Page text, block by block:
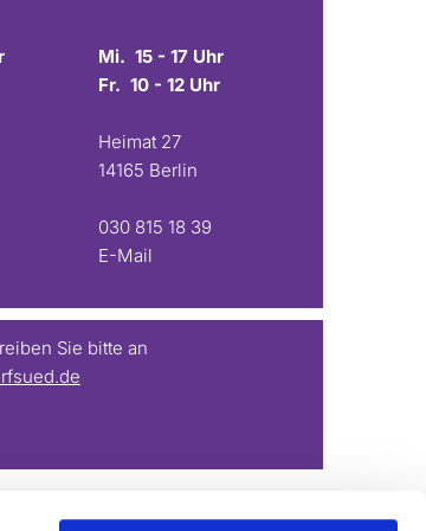
Mi. 15 - 17 Uhr
Fr. 10 - 12 Uhr
Heimat 27
14165 Berlin
030 815 18 39
E-Mail
Sie bitte an